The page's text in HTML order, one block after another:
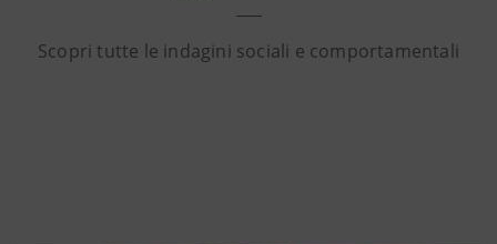
Scopri tutte le indagini sociali e comportamentali